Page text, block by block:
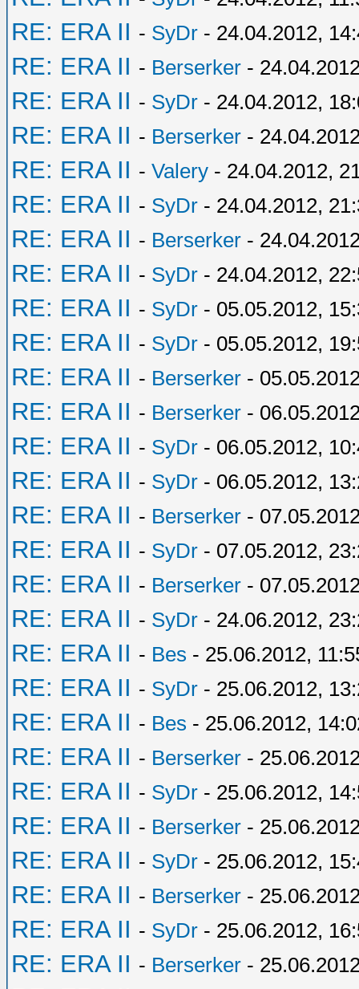
RE: ERA II - SyDr - 24.04.2012,
RE: ERA II - Berserker -
RE: ERA II - SyDr - 24.04.2012,
RE: ERA II - Berserker -
RE: ERA II - Valery - 24.04.2012,
RE: ERA II - SyDr - 24.04.2012,
RE: ERA II - Berserker -
RE: ERA II - SyDr - 24.04.2012,
RE: ERA II - SyDr - 05.05.2012,
RE: ERA II - SyDr - 05.05.2012,
RE: ERA II - Berserker -
RE: ERA II - Berserker -
RE: ERA II - SyDr - 06.05.2012,
RE: ERA II - SyDr - 06.05.2012,
RE: ERA II - Berserker -
RE: ERA II - SyDr - 07.05.2012,
RE: ERA II - Berserker -
RE: ERA II - SyDr - 24.06.2012,
RE: ERA II - Bes - 25.06.2012,
RE: ERA II - SyDr - 25.06.2012,
RE: ERA II - Bes - 25.06.2012,
RE: ERA II - Berserker -
RE: ERA II - SyDr - 25.06.2012,
RE: ERA II - Berserker -
RE: ERA II - SyDr - 25.06.2012,
RE: ERA II - Berserker -
RE: ERA II - SyDr - 25.06.2012,
RE: ERA II - Berserker -